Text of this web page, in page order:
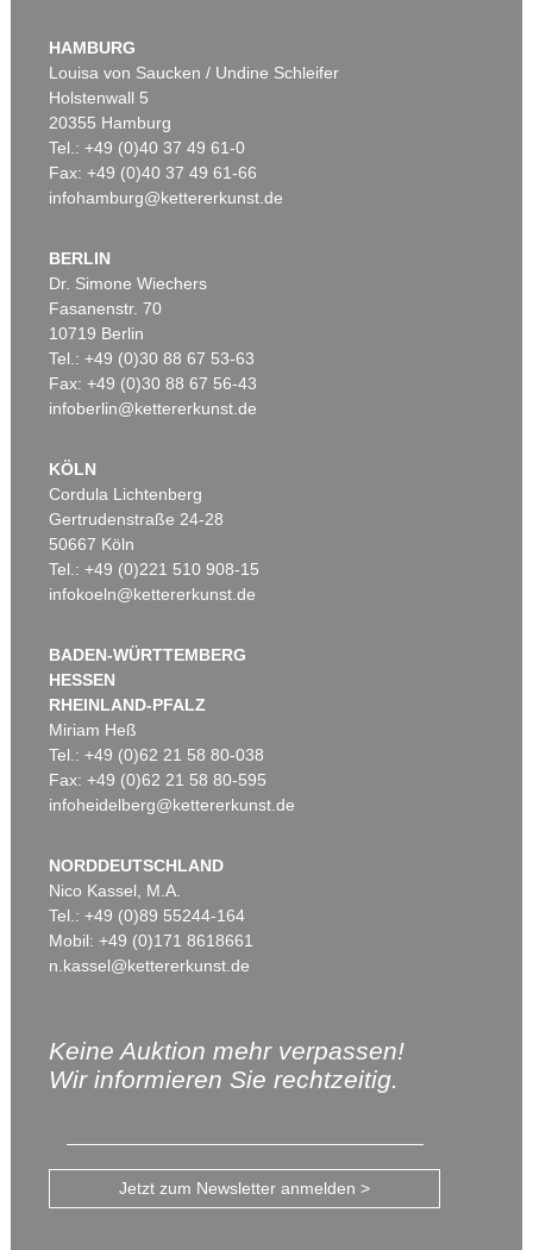
HAMBURG
Louisa von Saucken / Undine Schleifer
Holstenwall 5
20355 Hamburg
Tel.: +49 (0)40 37 49 61-0
Fax: +49 (0)40 37 49 61-66
infohamburg@kettererkunst.de
BERLIN
Dr. Simone Wiechers
Fasanenstr. 70
10719 Berlin
Tel.: +49 (0)30 88 67 53-63
Fax: +49 (0)30 88 67 56-43
infoberlin@kettererkunst.de
KÖLN
Cordula Lichtenberg
Gertrudenstraße 24-28
50667 Köln
Tel.: +49 (0)221 510 908-15
infokoeln@kettererkunst.de
BADEN-WÜRTTEMBERG
HESSEN
RHEINLAND-PFALZ
Miriam Heß
Tel.: +49 (0)62 21 58 80-038
Fax: +49 (0)62 21 58 80-595
infoheidelberg@kettererkunst.de
NORDDEUTSCHLAND
Nico Kassel, M.A.
Tel.: +49 (0)89 55244-164
Mobil: +49 (0)171 8618661
n.kassel@kettererkunst.de
Keine Auktion mehr verpassen!
Wir informieren Sie rechtzeitig.
Jetzt zum Newsletter anmelden >